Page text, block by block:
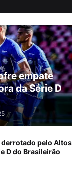
empate
da Série D
derrotado pelo Altos
D do Brasileirão